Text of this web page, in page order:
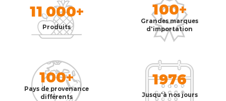
11 000+
Produits
100+
Grandes marques
d'importation
100+
Pays de provenance
différents
1976
Jusqu'à nos jours